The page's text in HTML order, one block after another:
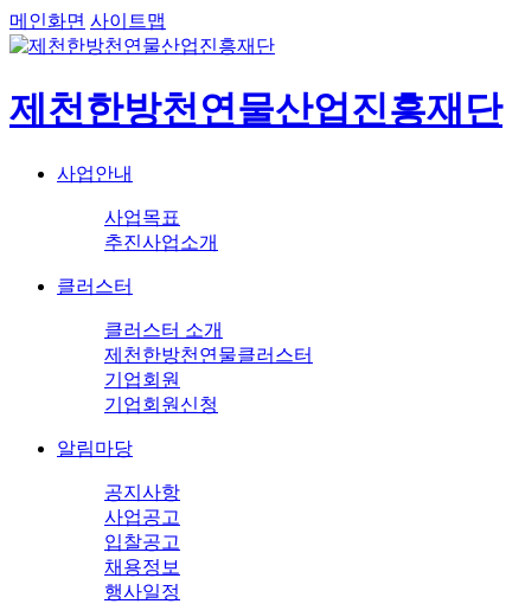
메인화면 사이트맵
제천한방천연물산업진흥재단
사업안내
사업목표
추진사업소개
클러스터
클러스터 소개
제천한방천연물클러스터
기업회원
기업회원신청
알림마당
공지사항
사업공고
입찰공고
채용정보
행사일정